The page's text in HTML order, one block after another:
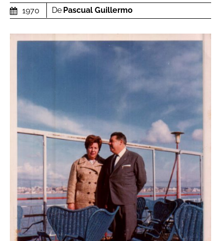
1970 De Pascual Guillermo